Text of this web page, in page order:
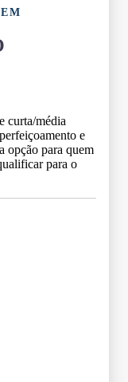
curta/média
e
opção para quem
para o